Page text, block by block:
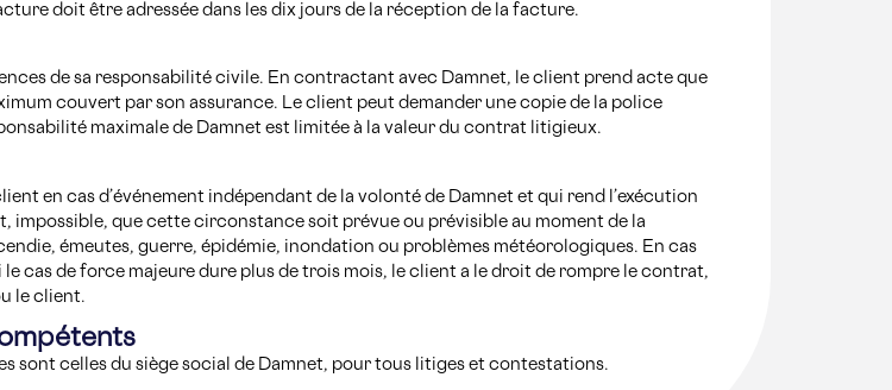
doit être adressée dans les dix jours de la réception de la facture.
de sa responsabilité civile. En contractant avec Damnet, le client prend acte que
couvert par son assurance. Le client peut demander une copie de la police
maximale de Damnet est limitée à la valeur du contrat litigieux.
en cas d’événement indépendant de la volonté de Damnet et qui rend l’exécution
que cette circonstance soit prévue ou prévisible au moment de la
émeutes, guerre, épidémie, inondation ou problèmes météorologiques. En cas
cas de force majeure dure plus de trois mois, le client a le droit de rompre le contrat,
le client.
sont celles du siège social de Damnet, pour tous litiges et contestations.